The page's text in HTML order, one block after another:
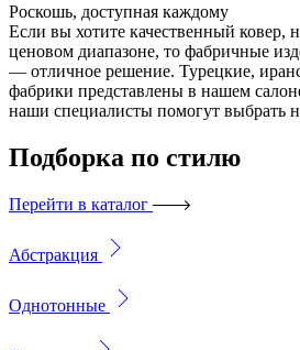
Роскошь, доступная каждому
Если вы хотите качественный ковер,
ценовом диапазоне, то фабричные
— отличное решение. Турецкие,
фабрики представлены в нашем
наши специалисты помогут выбрать
Подборка по стилю
Перейти в каталог
Абстракция
Однотонные